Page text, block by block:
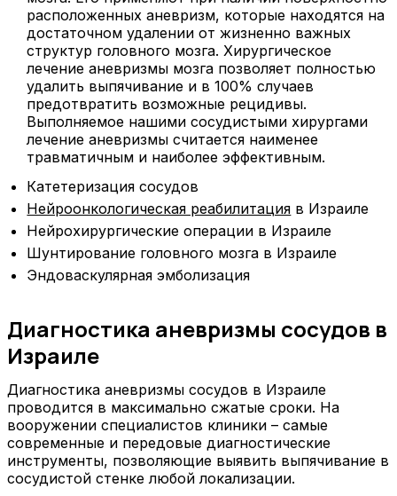
расположенных аневризм, которые находятся на
достаточном удалении от жизненно важных
структур головного мозга. Хирургическое
лечение аневризмы мозга позволяет полностью
удалить выпячивание и в 100% случаев
предотвратить возможные рецидивы.
Выполняемое нашими сосудистыми хирургами
лечение аневризмы считается наименее
травматичным и наиболее эффективным.
Катетеризация сосудов
Нейроонкологическая реабилитация в Израиле
Нейрохирургические операции в Израиле
Шунтирование головного мозга в Израиле
Эндоваскулярная эмболизация
Диагностика аневризмы сосудов в
Израиле
Диагностика аневризмы сосудов в Израиле
проводится в максимально сжатые сроки. На
вооружении специалистов клиники – самые
современные и передовые диагностические
инструменты, позволяющие выявить выпячивание в
сосудистой стенке любой локализации.